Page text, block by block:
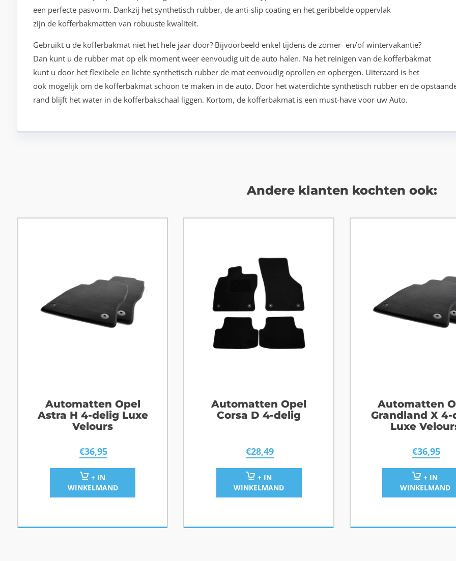
een perfecte pasvorm. Dankzij het synthetisch rubber, de anti-slip coating en het geribbelde oppervlak
zijn de kofferbakmatten van robuuste kwaliteit.
Gebruikt u de kofferbakmat niet het hele jaar door? Bijvoorbeeld enkel tijdens de zomer- en/of wintervakantie?
Dan kunt u de rubber mat op elk moment weer eenvoudig uit de auto halen. Na het reinigen van de kofferbakmat
kunt u door het flexibele en lichte synthetisch rubber de mat eenvoudig oprollen en opbergen. Uiteraard is het
ook mogelijk om de kofferbakmat schoon te maken in de auto. Door het waterdichte synthetisch rubber en de
rand blijft het water in de kofferbakschaal liggen. Kortom, de kofferbakmat is een must-have voor uw Auto.
Andere klanten kochten ook:
Automatten Opel
Astra H 4-delig Luxe
Velours
€36,95
+ IN
WINKELMAND
Automatten Opel
Corsa D 4-delig
€28,49
+ IN
WINKELMAND
Automatten
Grandland X
Luxe
€36,95
+ IN
WINKELMAND